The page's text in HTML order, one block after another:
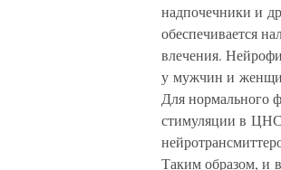
надпочечники и
обеспечивается
влечения.
у мужчин и
Для нормального
стимуляции в ЦНС,
Таким образом, и